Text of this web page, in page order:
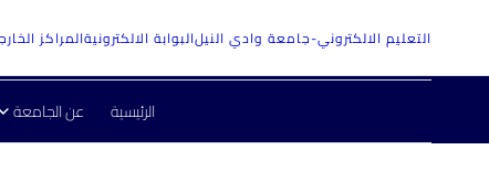
التعليم الالكتروني-جامعة وادي النيلالبوابة الالكترونيةالمراكز
الرئيسية عن الجامعة